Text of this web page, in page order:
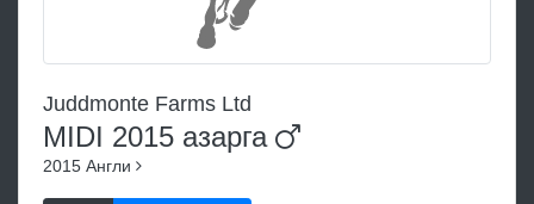
Juddmonte Farms Ltd
MIDI 2015 азарга
2015 Англи